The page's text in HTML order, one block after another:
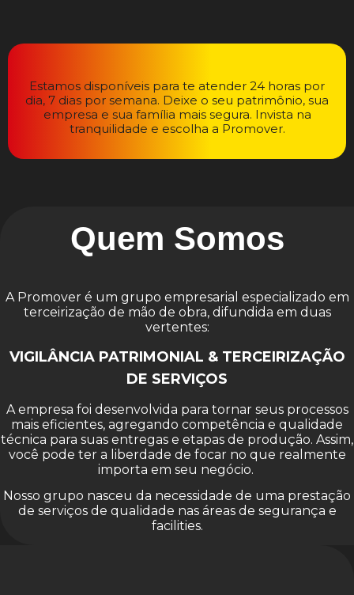
Estamos disponíveis para te atender 24 horas por
dia, 7 dias por semana. Deixe o seu patrimônio, sua
empresa e sua família mais segura. Invista na
tranquilidade e escolha a Promover.
Quem Somos
A Promover é um grupo empresarial especializado em
terceirização de mão de obra, difundida em duas
vertentes:
VIGILÂNCIA PATRIMONIAL & TERCEIRIZAÇÃO
DE SERVIÇOS
A empresa foi desenvolvida para tornar seus processos
mais eficientes, agregando competência e qualidade
técnica para suas entregas e etapas de produção. Assim,
você pode ter a liberdade de focar no que realmente
importa em seu negócio.
Nosso grupo nasceu da necessidade de uma prestação
de serviços de qualidade nas áreas de segurança e
facilities.